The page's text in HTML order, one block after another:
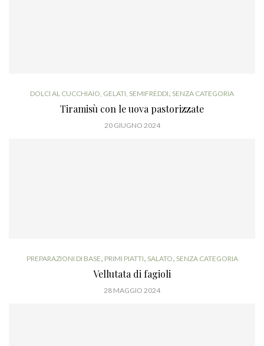
DOLCI AL CUCCHIAIO, GELATI, SEMIFREDDI, SENZA CATEGORIA
Tiramisù con le uova pastorizzate
20 GIUGNO 2024
PREPARAZIONI DI BASE, PRIMI PIATTI, SALATO, SENZA CATEGORIA
Vellutata di fagioli
28 MAGGIO 2024